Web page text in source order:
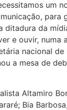
um
para
ditadura da
e ouvir, numa
nacional
a mesa de
Altamiro
Bia